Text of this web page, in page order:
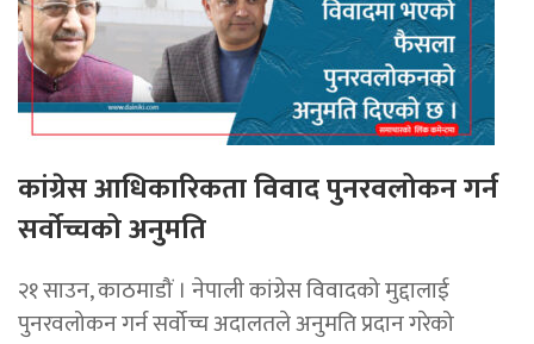
कांग्रेस आधिकारिकता विवाद पुनरवलोकन गर्न
सर्वोच्चको अनुमति
२१ साउन, काठमाडौं । नेपाली कांग्रेस विवादको मुद्दालाई
पुनरवलोकन गर्न सर्वोच्च अदालतले अनुमति प्रदान गरेको